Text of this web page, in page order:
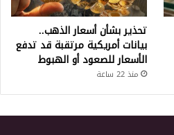
تحذير بشأن أسعار الذهب..
بيانات أمريكية مرتقبة قد تدفع
الأسعار للصعود أو الهبوط
منذ 22 ساعة